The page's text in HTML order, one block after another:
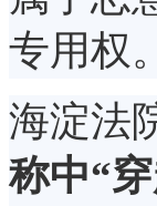
专用权。
海淀法
称中“